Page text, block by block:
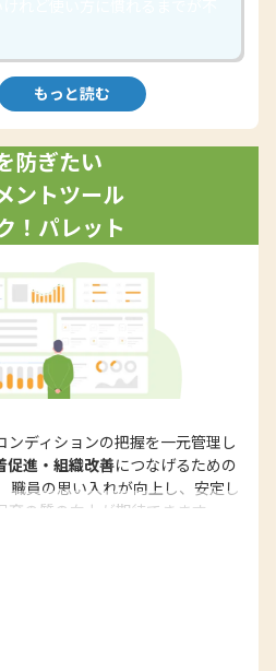
もっと読む
防ぎたい
ントツール
！パレット
ンディションの把握を一元管理し
促進・組織改善につなげるための
職員の思い入れが向上し、安定し
育の質の向上が期待できます。